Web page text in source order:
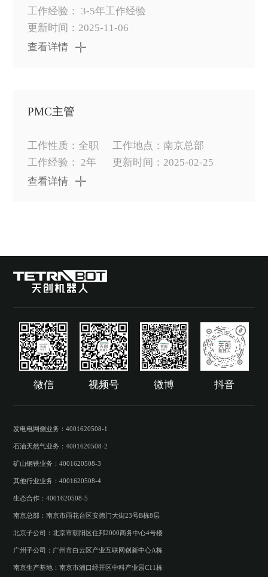
工作经验： 3-5年工作经验
更新时间：2025-11-06
查看详情
PMC主管
工作性质：全职
工作地点：南京总部
工作经验： 2年
更新时间：2025-02-25
查看详情
微信 视频号 微博 抖音
发电电网侧业务：4001620508-1
石油天然气业务：4001620508-2
矿山钢铁业务：4001620508-3
其他行业业务：4001620508-4
生态合作：4001620508-5
南京总部：南京市雨花台区安德门大街23号B栋8层
北京子公司：北京市朝阳区住邦2000商务中心4号楼
广州子公司：广州市白云区产业互联网创新中心A栋
南京生产基地：南京市浦口经开区中科产业园C11栋